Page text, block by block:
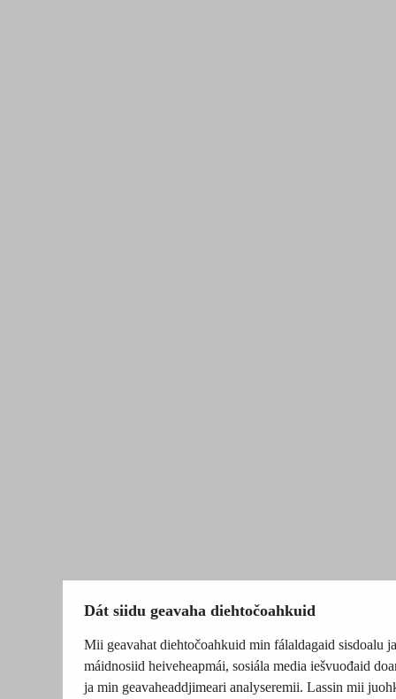
Dát siidu geavaha diehtočoahkuid
Mii geavahat diehtočoahkuid min fálaldagaid sisdoalu ja
máidnosiid heiveheapmái, sosiála media iešvuođaid
ja min geavaheaddjimeari analyseremii. Lassin mii